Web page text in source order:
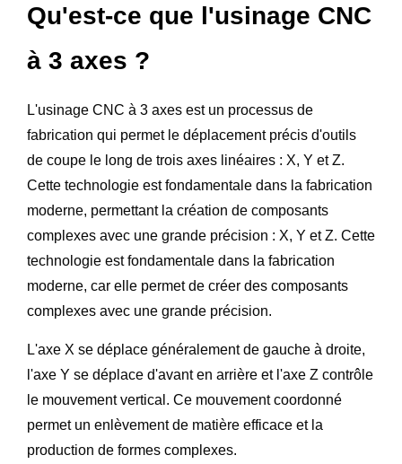
Qu'est-ce que l'usinage CNC
à 3 axes ?
L'usinage CNC à 3 axes est un processus de
fabrication qui permet le déplacement précis d'outils
de coupe le long de trois axes linéaires : X, Y et Z.
Cette technologie est fondamentale dans la fabrication
moderne, permettant la création de composants
complexes avec une grande précision : X, Y et Z. Cette
technologie est fondamentale dans la fabrication
moderne, car elle permet de créer des composants
complexes avec une grande précision.
L'axe X se déplace généralement de gauche à droite,
l'axe Y se déplace d'avant en arrière et l'axe Z contrôle
le mouvement vertical. Ce mouvement coordonné
permet un enlèvement de matière efficace et la
production de formes complexes.